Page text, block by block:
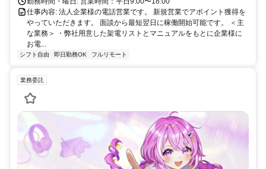
仕事内容: 法人企業様の電話営業です。 新規営業でアポイント獲得を
やっていただきます。 面談から最短翌日に稼働開始可能です。 ＜主
な業務＞ ・弊社用意した架電リストとマニュアルをもとに企業様に
お電...
シフト自由 即日勤務OK フルリモート
業務委託